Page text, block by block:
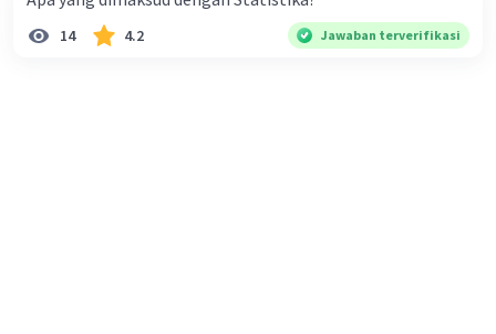
Arsir daerah yang memuat pertidaksamaan-
pertidaksamaan
14 4.2 Jawaban terverifikasi